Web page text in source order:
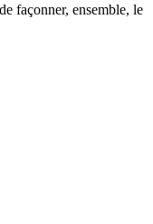
façonner, ensemble, le